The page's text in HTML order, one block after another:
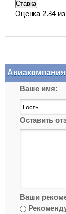
Оценка 2.84
Ваше имя:
Оставить
Ваши